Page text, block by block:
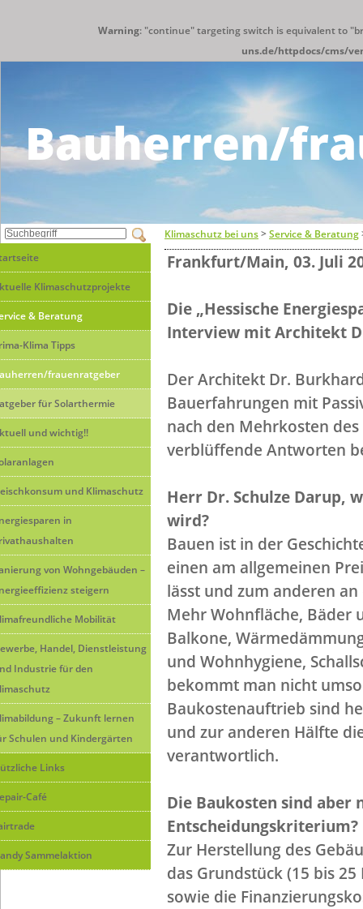
Warning: "continue" targeting switch is equivalent to
uns.de/httpdocs/cms/
Klimaschutz bei uns>Service & Beratung
Frankfurt/Main, 03. Juli
Die „Hessische
Interview mit Architekt
Der Architekt Dr.
Bauerfahrungen mit
nach den Mehrkosten
verblüffende Antworten
Herr Dr. Schulze Darup,
wird?
Bauen ist in der
einen am allgemeinen
lässt und zum anderen
Mehr Wohnfläche, Bäder
Balkone,
und Wohnhygiene,
bekommt man nicht
Baukostenauftrieb sind
und zur anderen Hälfte
verantwortlich.
Die Baukosten sind aber
Entscheidungskriterium?
Zur Herstellung des
das Grundstück (15 bis
sowie die
Klimaschutzprojekte
& Beratung
Klima Tipps
frauenratgeber
für Solarthermie
und wichtig!!
und Klimaschutz
in
von Wohngebäuden –
steigern
Mobilität
Handel, Dienstleistung
Industrie für den
– Zukunft lernen
Schulen und Kindergärten
Links
Café
Sammelaktion
Bauherren/